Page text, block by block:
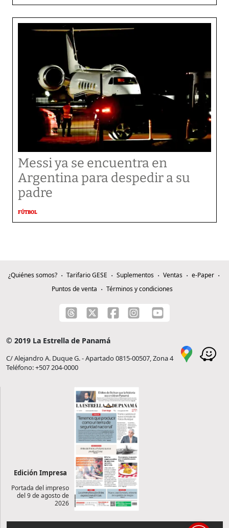
Messi ya se encuentra en
Argentina para despedir a su
padre
FÚTBOL
¿Quiénes somos? Tarifario GESE Suplementos Ventas
e-Paper
Puntos de venta
Términos y condiciones
© 2019 La Estrella de Panamá
C/ Alejandro A. Duque G. - Apartado 0815-00507, Zona 4
Teléfono: +507 204-0000
Edición Impresa
Portada del impreso
del 9 de agosto de
2026